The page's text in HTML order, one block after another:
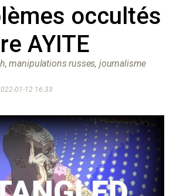
occultés
AYITE
manipulations russes, journalisme
01-12 16:33